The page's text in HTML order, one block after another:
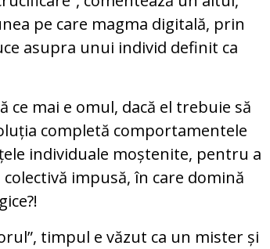
pe care magma digitală, prin
asupra unui individ definit ca
mai e omul, dacă el trebuie să
completă comportamentele
individuale moștenite, pentru a
impusă, în care domină
timpul e văzut ca un mister și